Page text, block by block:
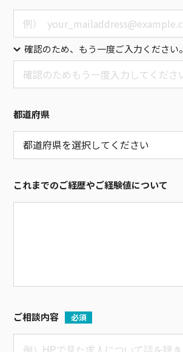
確認のため、もう一度ご入力ください。
都道府県
これまでのご経歴やご経験値について
ご相談内容 必須